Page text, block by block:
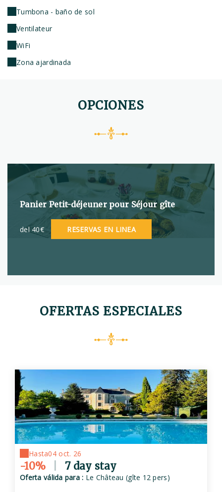
Tumbona - baño de sol
Ventilateur
WiFi
Zona ajardinada
OPCIONES
Panier Petit-déjeuner pour Séjour gîte
del 40€ RESERVAS EN LINEA
OFERTAS ESPECIALES
Hasta04 oct. 26
-10% 7 day stay
Oferta válida para : Le Château (gîte 12 pers)